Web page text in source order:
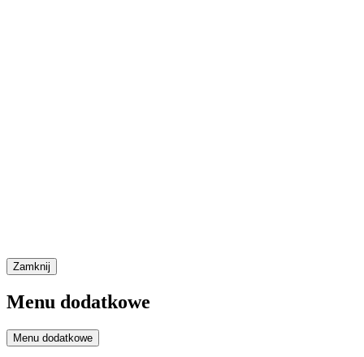
Zamknij
Menu dodatkowe
Menu dodatkowe